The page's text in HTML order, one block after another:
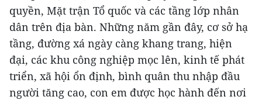
quyền, Mặt trận Tổ quốc và các tầng lớp nhân
dân trên địa bàn. Những năm gần đây, cơ sở hạ
tầng, đường xá ngày càng khang trang, hiện
đại, các khu công nghiệp mọc lên, kinh tế phát
triển, xã hội ổn định, bình quân thu nhập đầu
người tăng cao, con em được học hành đến nơi